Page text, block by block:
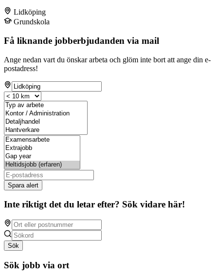
Lidköping
Grundskola
Få liknande jobberbjudanden via mail
Ange nedan vart du önskar arbeta och glöm inte bort att ange din e-
postadress!
Spara alert
Inte riktigt det du letar efter? Sök vidare här!
Sök
Sök jobb via ort